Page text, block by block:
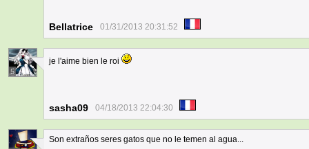
Bellatrice 01/31/2013 20:31:52
5
je l'aime bien le roi
sasha09 04/18/2013 22:04:30
Son extraños seres gatos que no le temen al agua...